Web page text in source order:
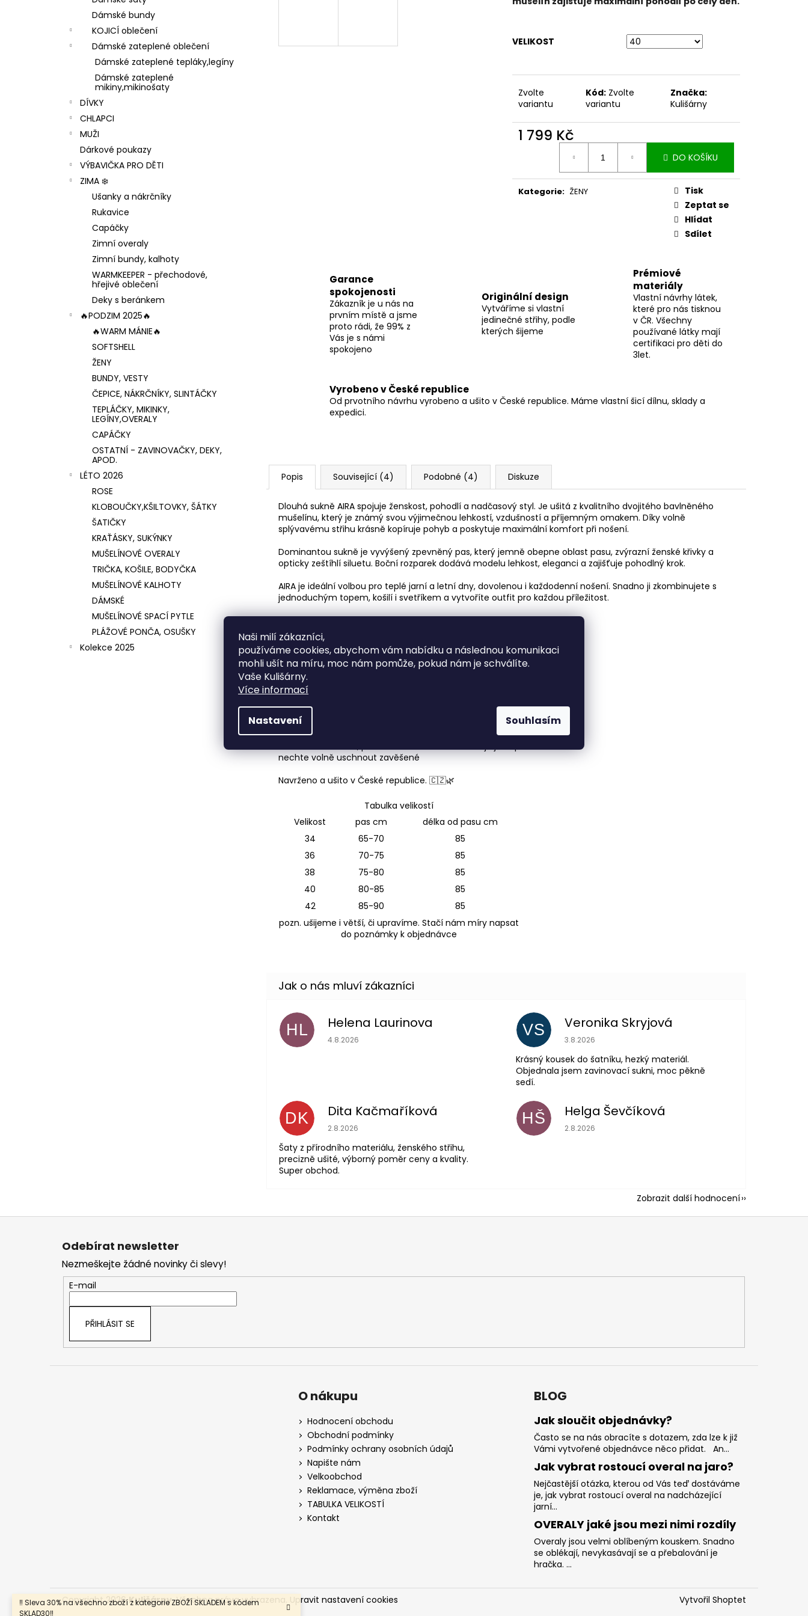
Naši milí zákazníci,
používáme cookies, abychom vám nabídku a následnou komunikaci
mohli ušít na míru, moc nám pomůže, pokud nám je schválíte.
Vaše Kulišárny.
Více informací
Nastavení Souhlasím
‼️ Sleva 30% na všechno zboží z kategorie ZBOŽÍ SKLADEM s kódem
SKLAD30‼️
Dámské bundy
KOJICÍ oblečení
Dámské zateplené oblečení
Dámské zateplené tepláky,legíny
Dámské zateplené
mikiny,mikinošaty
DÍVKY
CHLAPCI
MUŽI
Dárkové poukazy
VÝBAVIČKA PRO DĚTI
ZIMA ❄️
Ušanky a nákrčníky
Rukavice
Capáčky
Zimní overaly
Zimní bundy, kalhoty
WARMKEEPER - přechodové,
hřejivé oblečení
Deky s beránkem
🔥PODZIM 2025🔥
🔥WARM MÁNIE🔥
SOFTSHELL
ŽENY
BUNDY, VESTY
ČEPICE, NÁKRČNÍKY, SLINTÁČKY
TEPLÁČKY, MIKINKY,
LEGÍNY,OVERALY
CAPÁČKY
OSTATNÍ - ZAVINOVAČKY, DEKY,
APOD.
LÉTO 2026
ROSE
KLOBOUČKY,KŠILTOVKY, ŠÁTKY
ŠATIČKY
KRAŤÁSKY, SUKÝNKY
MUŠELÍNOVÉ OVERALY
TRIČKA, KOŠILE, BODYČKA
MUŠELÍNOVÉ KALHOTY
DÁMSKÉ
MUŠELÍNOVÉ SPACÍ PYTLE
PLÁŽOVÉ PONČA, OSUŠKY
Kolekce 2025
VELIKOST
Zvolte
variantu
Kód: Zvolte
variantu
Značka:
Kulišárny
1 799 Kč
DO KOŠÍKU
Kategorie: ŽENY
Tisk
Zeptat se
Hlídat
Sdílet
Garance
spokojenosti
Zákazník je u nás na
prvním místě a jsme
proto rádi, že 99% z
Vás je s námi
spokojeno
Originální design
Vytváříme si vlastní
jedinečné střihy, podle
kterých šijeme
Prémiové
materiály
Vlastní návrhy látek,
které pro nás tisknou
v ČR. Všechny
používané látky mají
certifikaci pro děti do
3let.
Vyrobeno v České republice
Od prvotního návrhu vyrobeno a ušito v České republice. Máme vlastní šicí dílnu, sklady a
expedici.
Popis Související (4) Podobné (4) Diskuze
Dlouhá sukně AIRA spojuje ženskost, pohodlí a nadčasový styl. Je ušitá z kvalitního dvojitého bavlněného
mušelínu, který je známý svou výjimečnou lehkostí, vzdušností a příjemným omakem. Díky volně
splývavému střihu krásně kopíruje pohyb a poskytuje maximální komfort při nošení.
Dominantou sukně je vyvýšený zpevněný pas, který jemně obepne oblast pasu, zvýrazní ženské křivky a
opticky zeštíhlí siluetu. Boční rozparek dodává modelu lehkost, eleganci a zajišťuje pohodlný krok.
AIRA je ideální volbou pro teplé jarní a letní dny, dovolenou i každodenní nošení. Snadno ji zkombinujete s
jednoduchým topem, košilí i svetříkem a vytvoříte outfit pro každou příležitost.
Materiál
100 % bavlna (dvojitý mušelín)
přírodní, prodyšný a lehký materiál
příjemný na dotek
vhodný i pro citlivou pokožku
Údržba
doporučujeme šetrný program
nepoužívejte bělidla
nesušte v sušičce
nechte volně uschnout zavěšené
Navrženo a ušito v České republice. 🇨🇿🌿
Tabulka velikostí
Velikost
pas cm
délka od pasu cm
34
65-70
85
36
70-75
85
38
75-80
85
40
80-85
85
42
85-90
85
pozn. ušijeme i větší, či upravíme. Stačí nám míry napsat
do poznámky k objednávce
HL Helena Laurinova
Hodnocení obchodu je 5 z 5 hvězdiček.
4.8.2026
VS Veronika Skryjová
Hodnocení obchodu je 5 z 5 hvězdiček.
3.8.2026
Krásný kousek do šatníku, hezký materiál.
Objednala jsem zavinovací sukni, moc pěkně
sedí.
DK Dita Kačmaříková
Hodnocení obchodu je 5 z 5 hvězdiček.
2.8.2026
Šaty z přírodního materiálu, ženského střihu,
precizně ušité, výborný poměr ceny a kvality.
Super obchod.
HŠ Helga Ševčíková
Hodnocení obchodu je 5 z 5 hvězdiček.
2.8.2026
Zobrazit další hodnocení
1 199 Kč
Z
Odebírat newsletter
Nezmeškejte žádné novinky či slevy!
E-mail
PŘIHLÁSIT SE
O nákupu
Hodnocení obchodu
Obchodní podmínky
Podmínky ochrany osobních údajů
Napište nám
Velkoobchod
Reklamace, výměna zboží
TABULKA VELIKOSTÍ
Kontakt
BLOG
Jak sloučit objednávky?
Často se na nás obracíte s dotazem, zda lze k již
Vámi vytvořené objednávce něco přidat. An...
Jak vybrat rostoucí overal na jaro?
Nejčastější otázka, kterou od Vás teď dostáváme
je, jak vybrat rostoucí overal na nadcházející
jarní...
OVERALY jaké jsou mezi nimi rozdíly
Overaly jsou velmi oblíbeným kouskem. Snadno
se oblékají, nevykasávají se a přebalování je
hračka. ...
Vytvořil Shoptet
Copyright 2026Kulišárny. Všechna práva vyhrazena. Upravit nastavení cookies